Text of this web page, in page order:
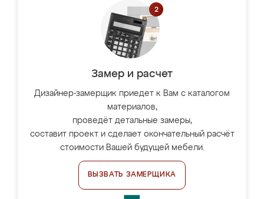
Замер и расчет
Дизайнер-замерщик приедет к Вам с каталогом
материалов,
проведёт детальные замеры,
составит проект и сделает окончательный расчёт
стоимости Вашей будущей мебели.
ВЫЗВАТЬ ЗАМЕРЩИКА